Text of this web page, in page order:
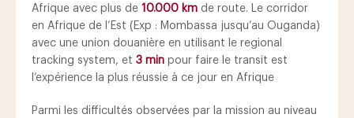
Afrique avec plus de 10.000 km de route. Le corridor
en Afrique de l’Est (Exp : Mombassa jusqu’au Ouganda)
avec une union douanière en utilisant le regional
tracking system, et 3 min pour faire le transit est
l’expérience la plus réussie à ce jour en Afrique
Parmi les difficultés observées par la mission au niveau